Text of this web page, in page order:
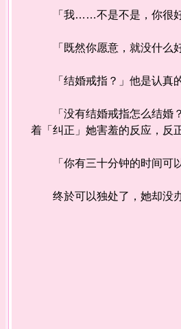
「我……不是不是，你很好
「既然你愿意，就没什么好
「结婚戒指？」他是认真
「没有结婚戒指怎么结婚？
着「纠正」她害羞的反应，反
「你有三十分钟的时间可
终於可以独处了，她却没办